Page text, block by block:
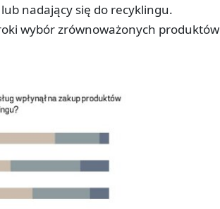
nadający się do recyklingu.
wybór zrównoważonych produktów